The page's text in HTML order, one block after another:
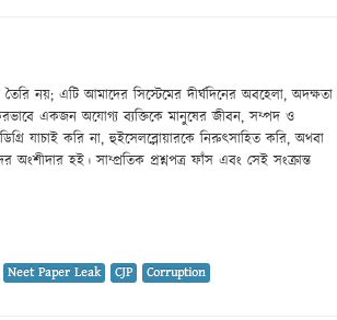
নয়; এটি আমাদের সিস্টেমের দীর্ঘদিনের অবহেলা, অদক্ষতা
একজন অযোগ্য ব্যক্তিকে মানুষের জীবন, সম্পদ ও
যাচাই করি না, হুইসেলব্লোয়ারকে নিরুৎসাহিত করি, অথবা
হই। সাম্প্রতিক প্রশ্নপত্র ফাঁস এবং সেই সংক্রান্ত
Neet Paper Leak CJP Corruption